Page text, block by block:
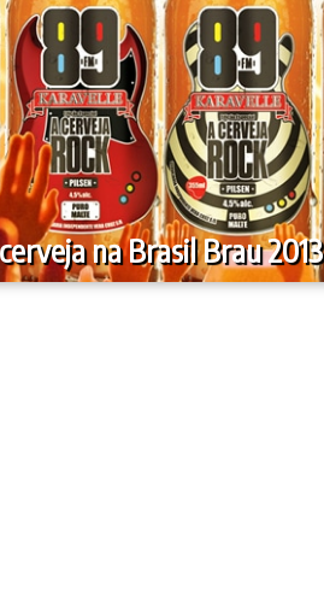
na Brasil Brau 2013